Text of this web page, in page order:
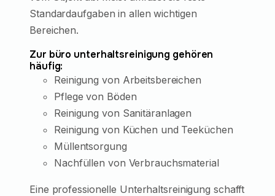
Standardaufgaben in allen wichtigen
Bereichen.
Zur büro unterhaltsreinigung gehören
häufig:
Reinigung von Arbeitsbereichen
Pflege von Böden
Reinigung von Sanitäranlagen
Reinigung von Küchen und Teeküchen
Müllentsorgung
Nachfüllen von Verbrauchsmaterial
Eine professionelle Unterhaltsreinigung schafft